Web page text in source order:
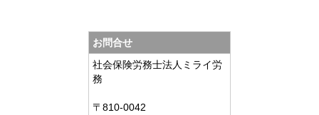
お問合せ
社会保険労務士法人ミライ労
務
〒810-0042